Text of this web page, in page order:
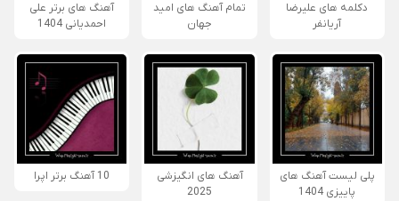
دکلمه های علیرضا
آریانفر
تمام آهنگ های امید
جهان
آهنگ های برتر علی
احمدیانی 1404
پلی لیست آهنگ های
پاییزی 1404
آهنگ های انگیزشی
2025
10 آهنگ برتر اپرا